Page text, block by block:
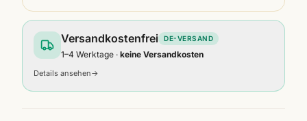
Versandkostenfrei DE-VERSAND
1–4 Werktage · keine Versandkosten
Details ansehen→